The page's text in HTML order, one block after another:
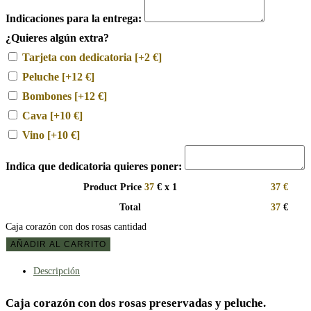
Indicaciones para la entrega:
¿Quieres algún extra?
Tarjeta con dedicatoria [+2 €]
Peluche [+12 €]
Bombones [+12 €]
Cava [+10 €]
Vino [+10 €]
Indica que dedicatoria quieres poner:
Product Price 37 € x 1 37 €
Total
37 €
Caja corazón con dos rosas cantidad
AÑADIR AL CARRITO
Descripción
Caja corazón con dos rosas preservadas y peluche.